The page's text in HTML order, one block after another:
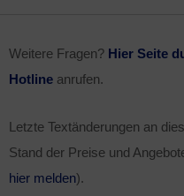
Weitere Fragen? Hier Seite
Hotline anrufen.
Letzte Textänderungen an
Stand der Preise und
hier melden).